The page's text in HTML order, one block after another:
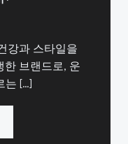
강과 스타일을
한 브랜드로, 운
는 […]